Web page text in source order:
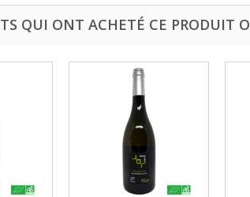
QUI ONT ACHETÉ CE PRODUIT